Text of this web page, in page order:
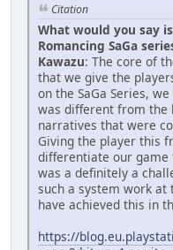
Citation
What would you say
Romancing SaGa
Kawazu: The core of
that we give the
on the SaGa Series,
was different from the
narratives that were
Giving the player this
differentiate our
was a definitely a
such a system work
have achieved this in
https://